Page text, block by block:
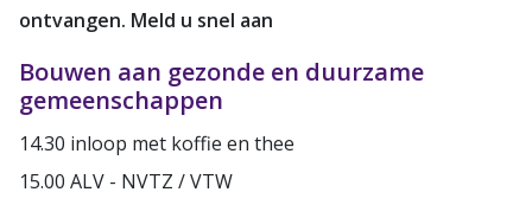
ontvangen. Meld u snel aan
Bouwen aan gezonde en duurzame
gemeenschappen
14.30 inloop met koffie en thee
15.00 ALV - NVTZ / VTW